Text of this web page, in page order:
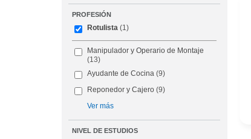
PROFESIÓN
Rotulista (1)
Manipulador y Operario de Montaje
(13)
Ayudante de Cocina (9)
Reponedor y Cajero (9)
Ver más
NIVEL DE ESTUDIOS